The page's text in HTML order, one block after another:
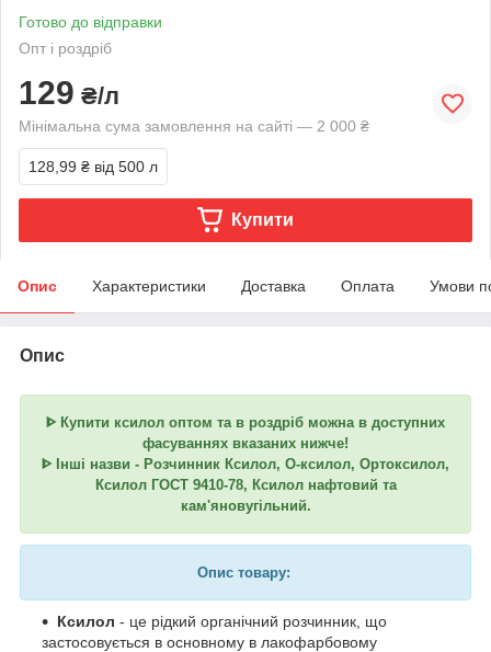
Готово до відправки
Опт і роздріб
129 ₴/л
Мінімальна сума замовлення на сайті — 2 000 ₴
128,99 ₴ від 500 л
Купити
Опис Характеристики Доставка Оплата Умови
Опис
ᐈ Купити ксилол оптом та в роздріб можна в доступних
фасуваннях вказаних нижче!
ᐈ Інші назви - Розчинник Ксилол, О-ксилол, Ортоксилол,
Ксилол ГОСТ 9410-78, Ксилол нафтовий та
кам'яновугільний.
Опис товару:
Ксилол - це рідкий органічний розчинник, що
застосовується в основному в лакофарбовому